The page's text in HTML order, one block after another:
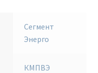
Сегмент
Энерго
КМПВЭ